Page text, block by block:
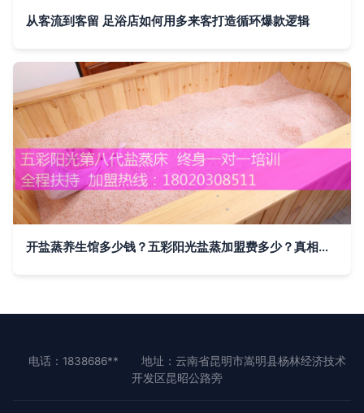
从客流到客留 足浴店如何用多来客打造循环爆款逻辑
开盐蒸养生馆多少钱？五彩阳光盐蒸加盟费多少？真相在此
电话：1838686**
地址：云南省昆明市嵩明县杨林经济技术
开发区昆昭公路旁